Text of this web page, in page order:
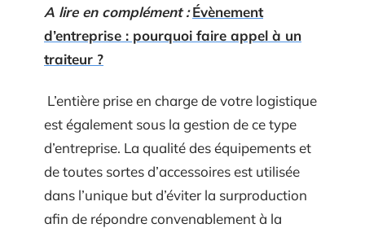
A lire en complément : Évènement
d’entreprise : pourquoi faire appel à un
traiteur ?
L’entière prise en charge de votre logistique
est également sous la gestion de ce type
d’entreprise. La qualité des équipements et
de toutes sortes d’accessoires est utilisée
dans l’unique but d’éviter la surproduction
afin de répondre convenablement à la